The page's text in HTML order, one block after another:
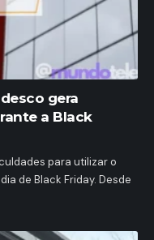
gera
a Black
para utilizar o
de Black Friday. Desde